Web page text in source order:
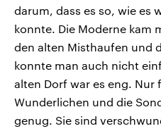
darum, dass es so, wie es
konnte. Die Moderne kam
den alten Misthaufen und
konnte man auch nicht
alten Dorf war es eng. Nur
Wunderlichen und die
genug. Sie sind